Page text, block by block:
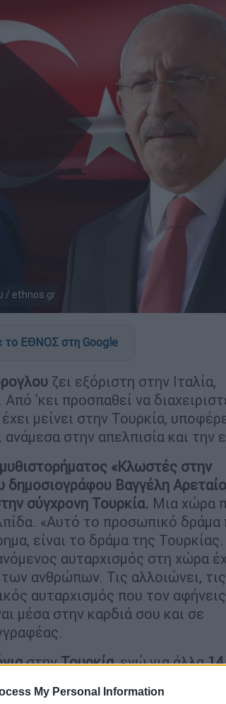
My Personal Information
/ ethnos.gr
το ΕΘΝΟΣ στη Google
ζει εξόριστη στην Ιταλία,
'κει προσπαθεί να
μείνει στην Τουρκία,
στην απελπισία και την
«Κλωστές στην
δημοσιογράφου Βαγγέλη
σύγχρονη Τουρκία. Μια χώρα
«Αυτό το προσωπικό δράμα
είναι το δράμα της
αυταρχισμός στη χώρα
ανθρώπων. Τις αλλοιώνει, τις
αυταρχισμός που τον
μέσα στην καρδιά σου και σε
στηνΤουρκία, ενώ για άλλα14
και την
χώρα στην διαδρομή των